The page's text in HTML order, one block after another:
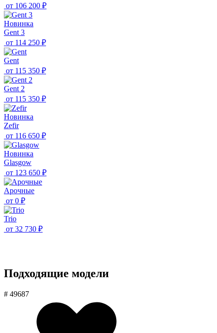
от 106 200 ₽
Новинка
Gent 3
от 114 250 ₽
Gent
от 115 350 ₽
Gent 2
от 115 350 ₽
Новинка
Zefir
от 116 650 ₽
Новинка
Glasgow
от 123 650 ₽
Aрочные
от 0 ₽
Trio
от 32 730 ₽
Подходящие модели
# 49687